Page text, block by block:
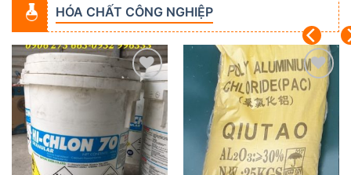
HÓA CHẤT CÔNG NGHIỆP
Add to
wishlist
Add to
wishlist